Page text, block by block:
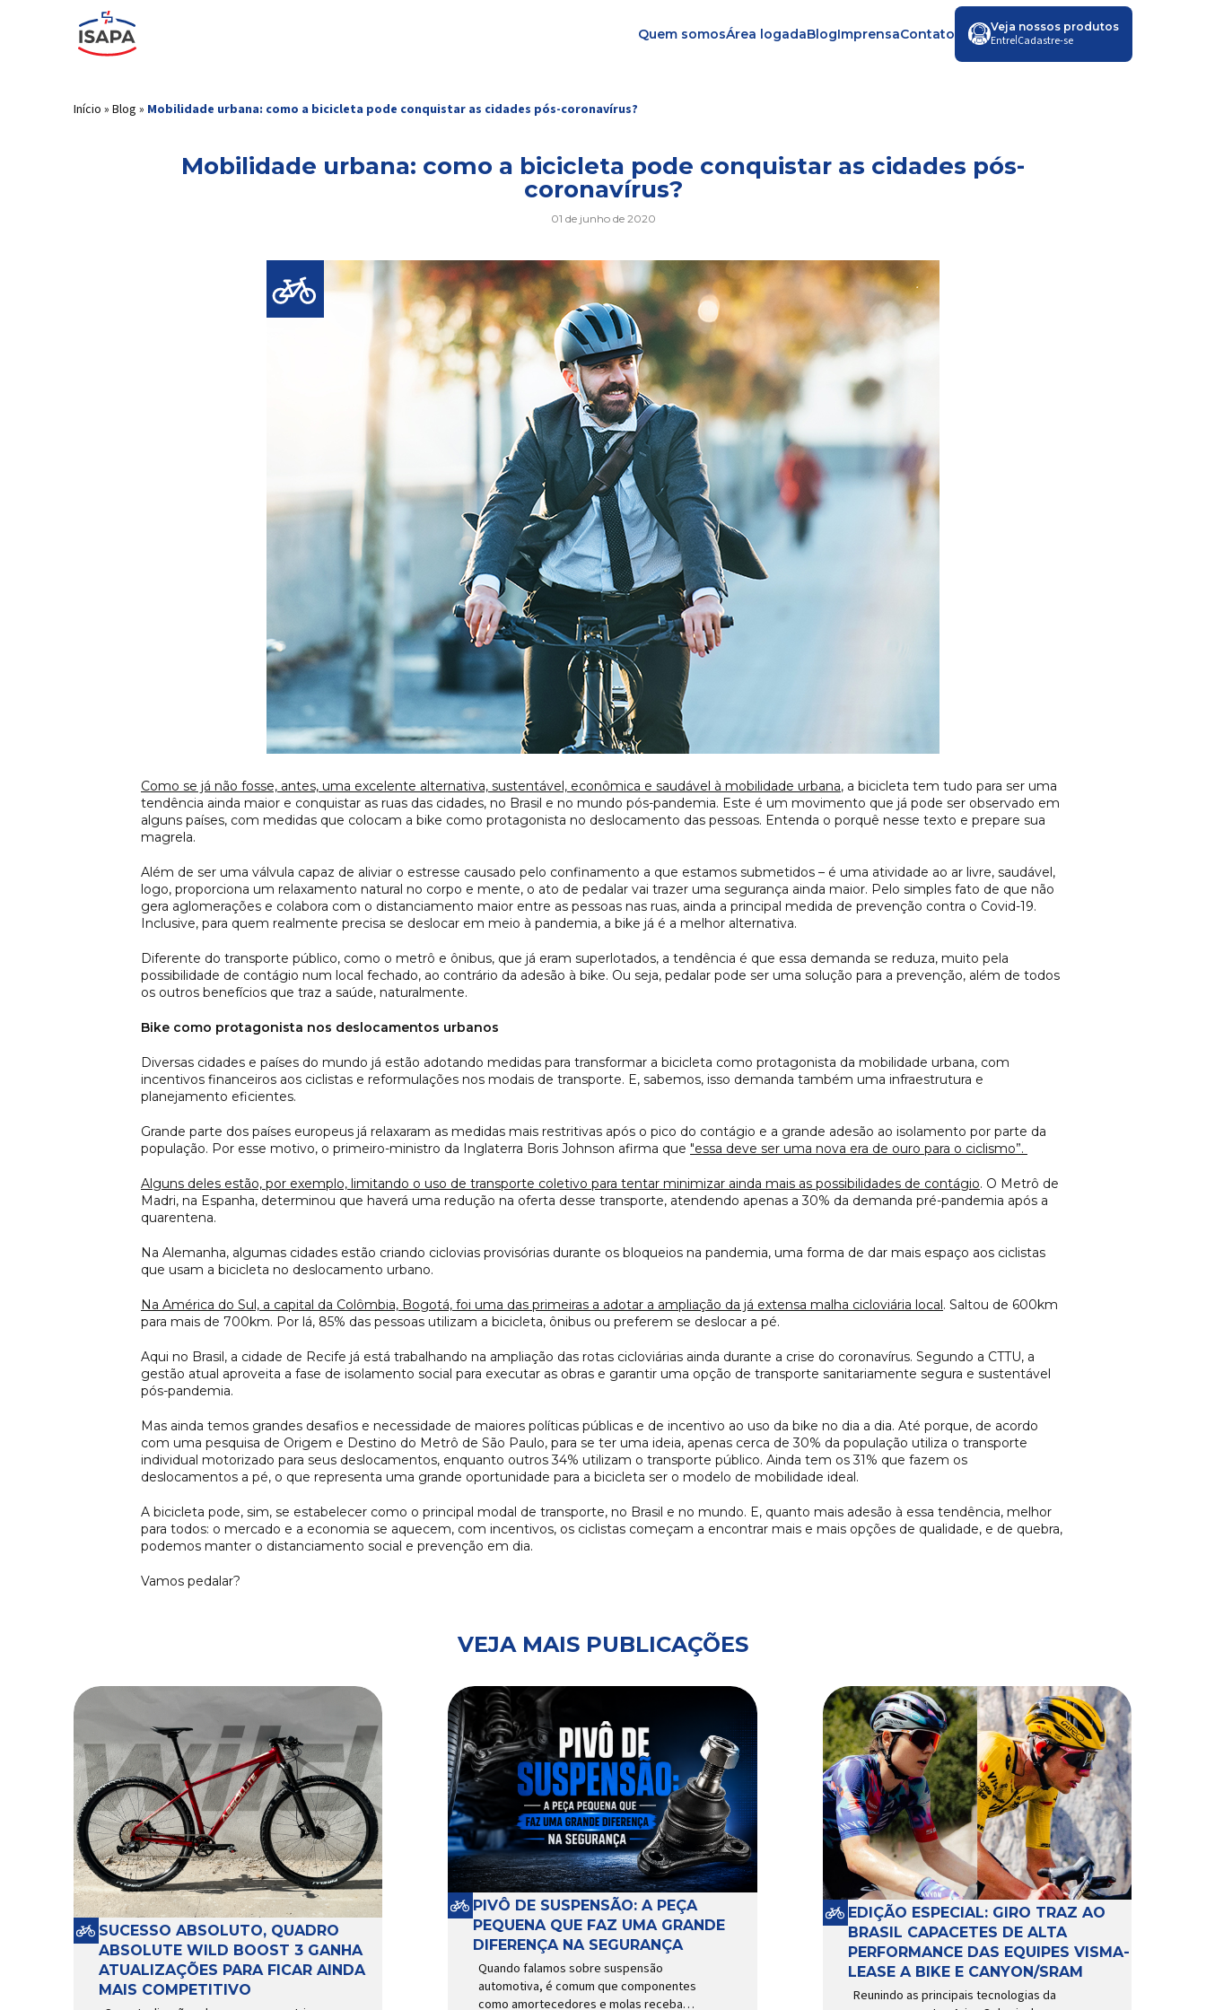
Quem somosÁrea logadaBlogImprensaContato Veja nossos produtos
Entre|Cadastre-se
Início » Blog » Mobilidade urbana: como a bicicleta pode conquistar as cidades pós-coronavírus?
Mobilidade urbana: como a bicicleta pode conquistar as cidades pós-
coronavírus?
01 de junho de 2020
Como se já não fosse, antes, uma excelente alternativa, sustentável, econômica e saudável à mobilidade urbana, a bicicleta tem tudo para ser uma
tendência ainda maior e conquistar as ruas das cidades, no Brasil e no mundo pós-pandemia. Este é um movimento que já pode ser observado em
alguns países, com medidas que colocam a bike como protagonista no deslocamento das pessoas. Entenda o porquê nesse texto e prepare sua
magrela.
Além de ser uma válvula capaz de aliviar o estresse causado pelo confinamento a que estamos submetidos – é uma atividade ao ar livre, saudável,
logo, proporciona um relaxamento natural no corpo e mente, o ato de pedalar vai trazer uma segurança ainda maior. Pelo simples fato de que não
gera aglomerações e colabora com o distanciamento maior entre as pessoas nas ruas, ainda a principal medida de prevenção contra o Covid-19.
Inclusive, para quem realmente precisa se deslocar em meio à pandemia, a bike já é a melhor alternativa.
Diferente do transporte público, como o metrô e ônibus, que já eram superlotados, a tendência é que essa demanda se reduza, muito pela
possibilidade de contágio num local fechado, ao contrário da adesão à bike. Ou seja, pedalar pode ser uma solução para a prevenção, além de todos
os outros benefícios que traz a saúde, naturalmente.
Bike como protagonista nos deslocamentos urbanos
Diversas cidades e países do mundo já estão adotando medidas para transformar a bicicleta como protagonista da mobilidade urbana, com
incentivos financeiros aos ciclistas e reformulações nos modais de transporte. E, sabemos, isso demanda também uma infraestrutura e
planejamento eficientes.
Grande parte dos países europeus já relaxaram as medidas mais restritivas após o pico do contágio e a grande adesão ao isolamento por parte da
população. Por esse motivo, o primeiro-ministro da Inglaterra Boris Johnson afirma que "essa deve ser uma nova era de ouro para o ciclismo”.
Alguns deles estão, por exemplo, limitando o uso de transporte coletivo para tentar minimizar ainda mais as possibilidades de contágio. O Metrô de
Madri, na Espanha, determinou que haverá uma redução na oferta desse transporte, atendendo apenas a 30% da demanda pré-pandemia após a
quarentena.
Na Alemanha, algumas cidades estão criando ciclovias provisórias durante os bloqueios na pandemia, uma forma de dar mais espaço aos ciclistas
que usam a bicicleta no deslocamento urbano.
Na América do Sul, a capital da Colômbia, Bogotá, foi uma das primeiras a adotar a ampliação da já extensa malha cicloviária local. Saltou de 600km
para mais de 700km. Por lá, 85% das pessoas utilizam a bicicleta, ônibus ou preferem se deslocar a pé.
Aqui no Brasil, a cidade de Recife já está trabalhando na ampliação das rotas cicloviárias ainda durante a crise do coronavírus. Segundo a CTTU, a
gestão atual aproveita a fase de isolamento social para executar as obras e garantir uma opção de transporte sanitariamente segura e sustentável
pós-pandemia.
Mas ainda temos grandes desafios e necessidade de maiores políticas públicas e de incentivo ao uso da bike no dia a dia. Até porque, de acordo
com uma pesquisa de Origem e Destino do Metrô de São Paulo, para se ter uma ideia, apenas cerca de 30% da população utiliza o transporte
individual motorizado para seus deslocamentos, enquanto outros 34% utilizam o transporte público. Ainda tem os 31% que fazem os
deslocamentos a pé, o que representa uma grande oportunidade para a bicicleta ser o modelo de mobilidade ideal.
A bicicleta pode, sim, se estabelecer como o principal modal de transporte, no Brasil e no mundo. E, quanto mais adesão à essa tendência, melhor
para todos: o mercado e a economia se aquecem, com incentivos, os ciclistas começam a encontrar mais e mais opções de qualidade, e de quebra,
podemos manter o distanciamento social e prevenção em dia.
Vamos pedalar?
VEJA MAIS PUBLICAÇÕES
SUCESSO ABSOLUTO, QUADRO
ABSOLUTE WILD BOOST 3 GANHA
ATUALIZAÇÕES PARA FICAR AINDA
MAIS COMPETITIVO
PIVÔ DE SUSPENSÃO: A PEÇA
PEQUENA QUE FAZ UMA GRANDE
DIFERENÇA NA SEGURANÇA
Quando falamos sobre suspensão
automotiva, é comum que componentes
como amortecedores e molas recebam
EDIÇÃO ESPECIAL: GIRO TRAZ AO
BRASIL CAPACETES DE ALTA
PERFORMANCE DAS EQUIPES VISMA-
LEASE A BIKE E CANYON/SRAM
Reunindo as principais tecnologias da